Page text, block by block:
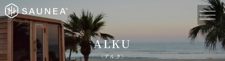
ALKU
〈アルク〉